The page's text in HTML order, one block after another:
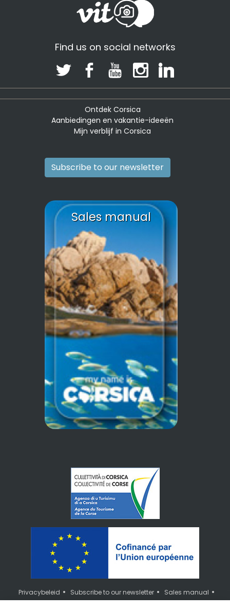
Find us on social networks
Ontdek Corsica
Aanbiedingen en vakantie-ideeën
Mijn verblijf in Corsica
Subscribe to our newsletter
Sales manual
Privacybeleid • Subscribe to our newsletter • Sales manual •
• •